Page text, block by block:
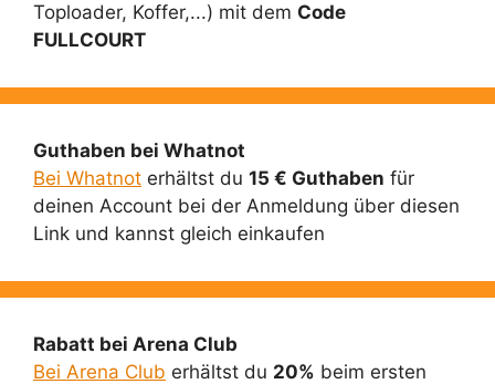
Toploader, Koffer,...) mit dem Code
FULLCOURT
Guthaben bei Whatnot
Bei Whatnot erhältst du 15 € Guthaben für
deinen Account bei der Anmeldung über diesen
Link und kannst gleich einkaufen
Rabatt bei Arena Club
Bei Arena Club erhältst du 20% beim ersten